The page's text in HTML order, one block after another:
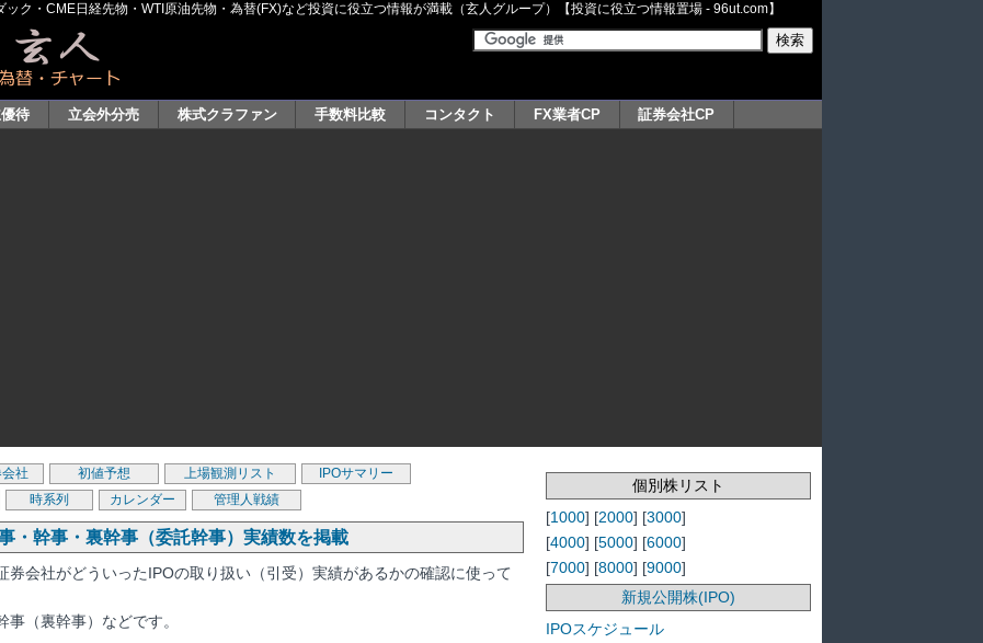
ク・CME日経先物・WTI原油先物・為替(FX)など投資に役立つ情報が満載（玄人グループ）【投資に役立つ情報置場 - 96ut.com】
待 立会外分売 株式クラファン 手数料比較 コンタクト FX業者CP 証券会社CP
会社 初値予想 上場観測リスト
IPOサマリー
時系列 カレンダー 管理人戦績
・幹事・裏幹事（委託幹事）実績数を掲載
会社がどういったIPOの取り扱い（引受）実績があるかの確認に使って
（裏幹事）などです。
個別株リスト
[1000] [2000] [3000]
[4000] [5000] [6000]
[7000] [8000] [9000]
新規公開株(IPO)
IPOスケジュール